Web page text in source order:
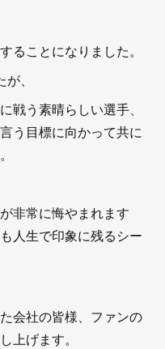
ることになりました。
、
戦う素晴らしい選手、
う目標に向かって共に
非常に悔やまれます
人生で印象に残るシー
会社の皆様、ファンの
上げます。